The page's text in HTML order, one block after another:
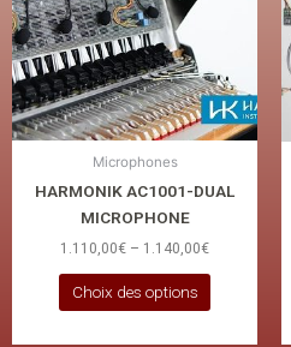
Microphones
HARMONIK AC1001-DUAL
MICROPHONE
1.110,00€ – 1.140,00€
Choix des options
variations.
options
peuvent
être
choisies
la
du
produit